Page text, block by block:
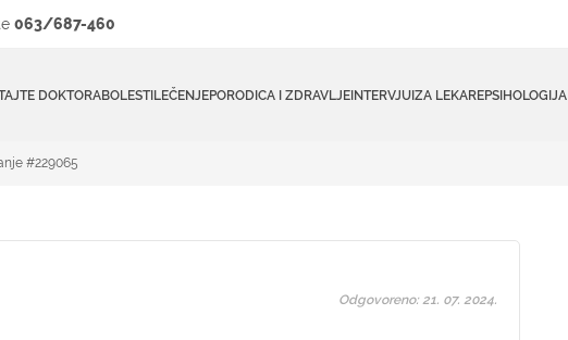
063/687-460
DOKTORABOLESTILEČENJEPORODICA I ZDRAVLJEINTERVJUIZA LEKAREPSIHOLOGIJA
#229065
Odgovoreno: 21. 07. 2024.